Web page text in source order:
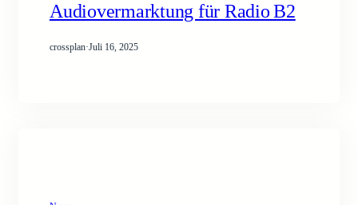
Audiovermarktung für Radio B2
crossplan·Juli 16, 2025